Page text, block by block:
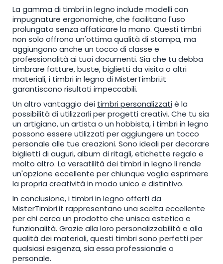
La gamma di timbri in legno include modelli con
impugnature ergonomiche, che facilitano l'uso
prolungato senza affaticare la mano. Questi timbri
non solo offrono un'ottima qualità di stampa, ma
aggiungono anche un tocco di classe e
professionalità ai tuoi documenti. Sia che tu debba
timbrare fatture, buste, biglietti da visita o altri
materiali, i timbri in legno di MisterTimbri.it
garantiscono risultati impeccabili.
Un altro vantaggio dei timbri personalizzatiè la
possibilità di utilizzarli per progetti creativi. Che tu sia
un artigiano, un artista o un hobbista, i timbri in legno
possono essere utilizzati per aggiungere un tocco
personale alle tue creazioni. Sono ideali per decorare
biglietti di auguri, album di ritagli, etichette regalo e
molto altro. La versatilità dei timbri in legno li rende
un'opzione eccellente per chiunque voglia esprimere
la propria creatività in modo unico e distintivo.
In conclusione, i timbri in legno offerti da
MisterTimbri.it rappresentano una scelta eccellente
per chi cerca un prodotto che unisca estetica e
funzionalità. Grazie alla loro personalizzabilità e alla
qualità dei materiali, questi timbri sono perfetti per
qualsiasi esigenza, sia essa professionale o
personale.